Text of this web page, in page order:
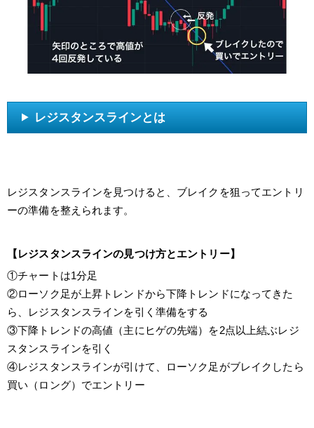
レジスタンスラインとは
レジスタンスラインを見つけると、ブレイクを狙ってエントリ
ーの準備を整えられます。
【レジスタンスラインの見つけ方とエントリー】
①チャートは1分足
②ローソク足が上昇トレンドから下降トレンドになってきた
ら、レジスタンスラインを引く準備をする
③下降トレンドの高値（主にヒゲの先端）を2点以上結ぶレジ
スタンスラインを引く
④レジスタンスラインが引けて、ローソク足がブレイクしたら
買い（ロング）でエントリー